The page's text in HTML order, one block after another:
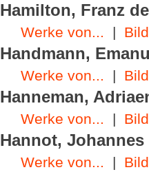
Hamilton, Franz
Werke von... |
Handmann,
Werke von... |
Hanneman,
Werke von... |
Hannot, Johannes
Werke von... |